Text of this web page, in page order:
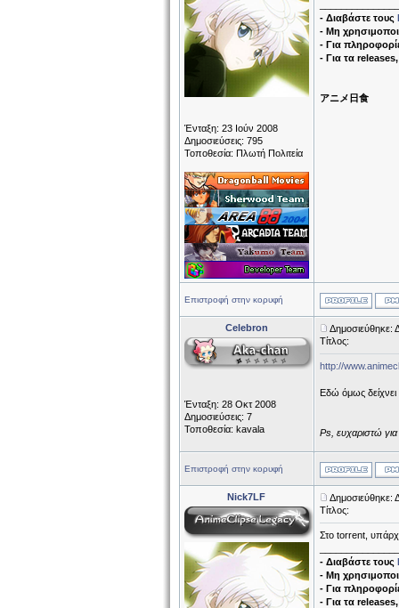
Ένταξη: 23 Ιούν 2008
Δημοσιεύσεις: 795
Τοποθεσία: Πλωτή Πολιτεία
- Διαβάστε τους
- Μη
- Για
- Για τα releases,
アニメ日食
Επιστροφή στην κορυφή
Celebron
Ένταξη: 28 Οκτ 2008
Δημοσιεύσεις: 7
Τοποθεσία: kavala
Δημοσιεύθηκε:
Τίτλος:
http://
Εδώ όμως δείχνει
Ps, ευχαριστώ
Επιστροφή στην κορυφή
Nick7LF
Δημοσιεύθηκε:
Τίτλος:
Στο torrent,
- Διαβάστε τους
- Μη
- Για
- Για τα releases,